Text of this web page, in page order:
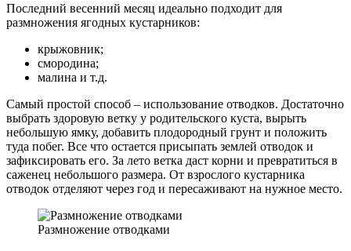
Последний весенний месяц идеально подходит для
размножения ягодных кустарников:
крыжовник;
смородина;
малина и т.д.
Самый простой способ – использование отводков. Достаточно
выбрать здоровую ветку у родительского куста, вырыть
небольшую ямку, добавить плодородный грунт и положить
туда побег. Все что остается присыпать землей отводок и
зафиксировать его. За лето ветка даст корни и превратиться в
саженец небольшого размера. От взрослого кустарника
отводок отделяют через год и пересаживают на нужное место.
Размножение отводками